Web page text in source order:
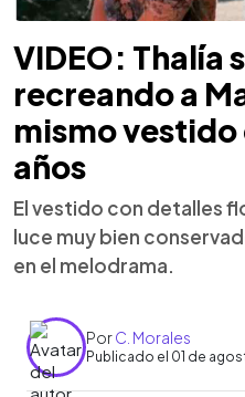
VIDEO: Thalía
recreando a
mismo vestido
años
El vestido con detalles
luce muy bien
en el melodrama.
PorC. Morales
Publicado el 01 de